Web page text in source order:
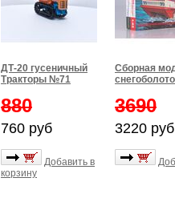
ДТ-20 гусеничный
Тракторы №71
880
760 руб
Добавить в
корзину
Сборная
3690
3220 руб